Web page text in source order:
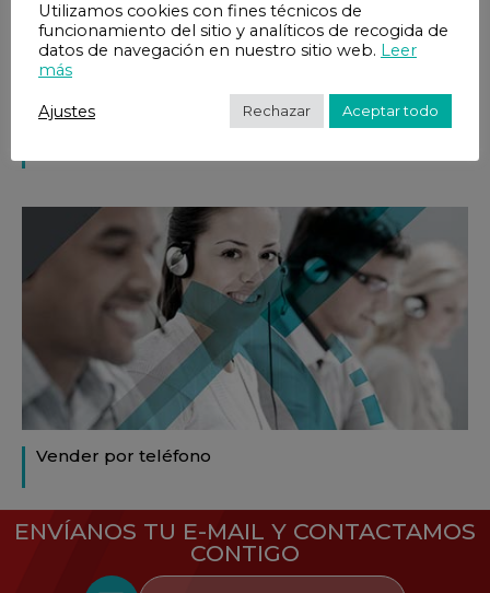
Vender por teléfono
ENVÍANOS TU E-MAIL Y CONTACTAMOS
CONTIGO
Utilizamos cookies con fines técnicos de
funcionamiento del sitio y analíticos de recogida de
datos de navegación en nuestro sitio web. Leer
más
Ajustes Rechazar Aceptar todo